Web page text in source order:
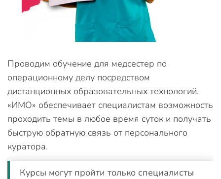
Проводим обучение для медсестер по
операционному делу посредством
дистанционных образовательных технологий.
«ИМО» обеспечивает специалистам возможность
проходить темы в любое время суток и получать
быструю обратную связь от персонального
куратора.
Курсы могут пройти только специалисты